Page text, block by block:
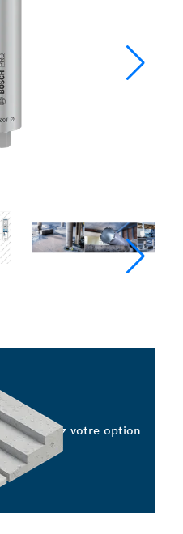
Sélectionnez votre option